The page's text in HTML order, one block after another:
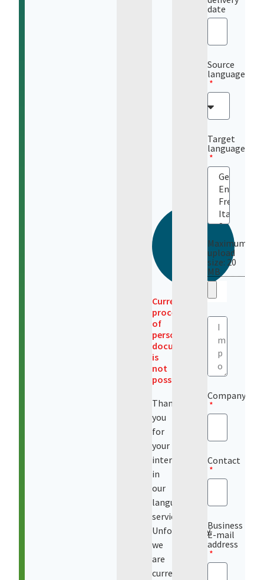
Currently,
processing
of
personal
documents
is
not
possible!
Thank
you
for
your
interest
in
our
language
services.
Unfortunately,
we
are
currently
date
Source
language
Target
language
Maximum
upload
size: 20
MB
Company
Contact
Business
E-mail
address